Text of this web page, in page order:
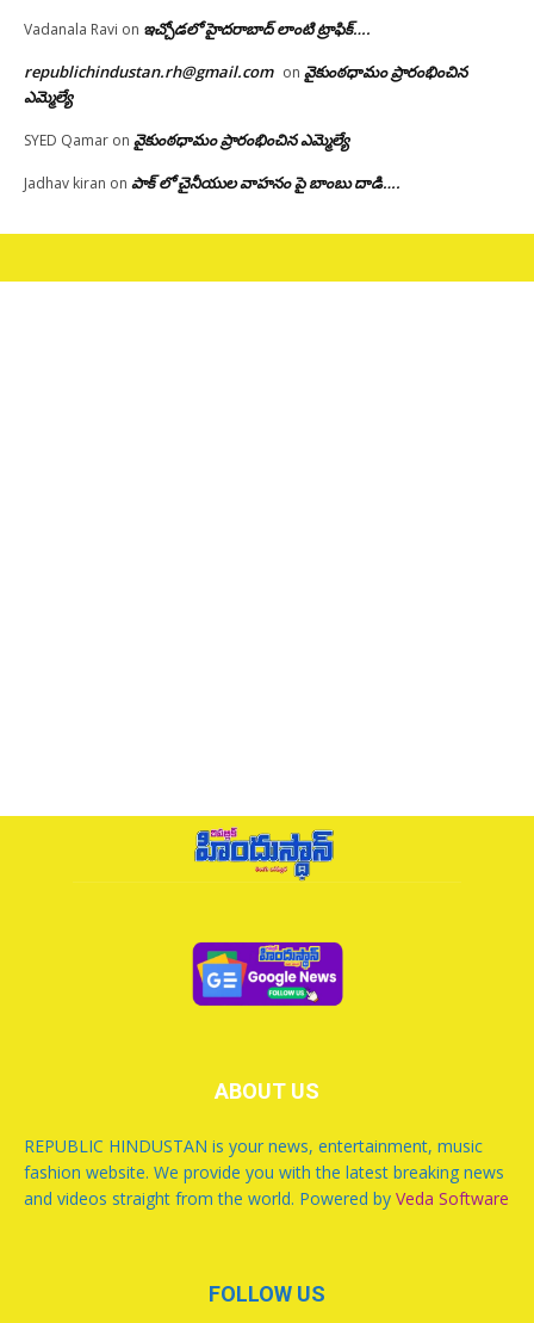
Vadanala Ravi on ఇచ్చోడలో హైదరాబాద్ లాంటి ట్రాఫిక్….
republichindustan.rh@gmail.com on వైకుంఠధామం ప్రారంభించిన
ఎమ్మెల్యే
SYED Qamar on వైకుంఠధామం ప్రారంభించిన ఎమ్మెల్యే
Jadhav kiran on పాక్ లో చైనీయుల వాహనం పై బాంబు దాడి….
ABOUT US
REPUBLIC HINDUSTAN is your news, entertainment, music
fashion website. We provide you with the latest breaking news
and videos straight from the world. Powered by Veda Software
FOLLOW US